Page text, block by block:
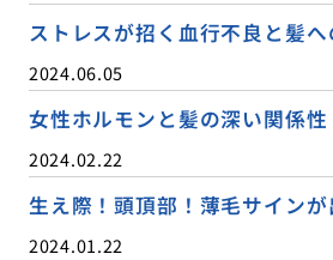
ストレスが招く血行不良と髪へ
2024.06.05
女性ホルモンと髪の深い関係性
2024.02.22
生え際！頭頂部！薄毛サイン
2024.01.22